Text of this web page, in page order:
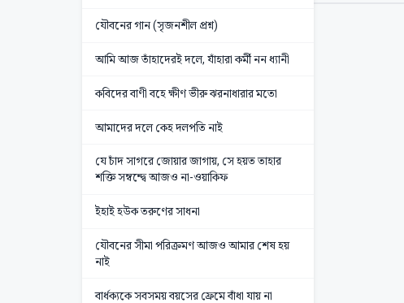
যৌবনের গান (সৃজনশীল প্রশ্ন)
আমি আজ তাঁহাদেরই দলে, যাঁহারা কর্মী নন ধ্যানী
কবিদের বাণী বহে ক্ষীণ ভীরু ঝরনাধারার মতো
আমাদের দলে কেহ দলপতি নাই
যে চাঁদ সাগরে জোয়ার জাগায়, সে হয়ত তাহার
শক্তি সম্বন্দ্বে আজও না-ওয়াকিফ
ইহাই হউক তরুণের সাধনা
যৌবনের সীমা পরিক্রমণ আজও আমার শেষ হয়
নাই
বার্ধক্যকে সবসময় বয়সের ফ্রেমে বাঁধা যায় না